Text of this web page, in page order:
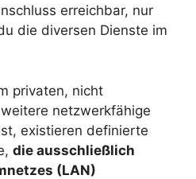
erreichbar, nur
die diversen Dienste im
privaten, nicht
netzwerkfähige
existieren definierte
die ausschließlich
(LAN)